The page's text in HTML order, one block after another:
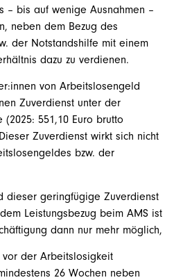
– bis auf wenige Ausnahmen –
, neben dem Bezug des
der Notstandshilfe mit einem
dazu zu verdienen.
von Arbeitslosengeld
Zuverdienst unter der
551,10 Euro brutto
Zuverdienst wirkt sich nicht
bzw. der
dieser geringfügige Zuverdienst
Leistungsbezug beim AMS ist
dann nur mehr möglich,
der Arbeitslosigkeit
26 Wochen neben